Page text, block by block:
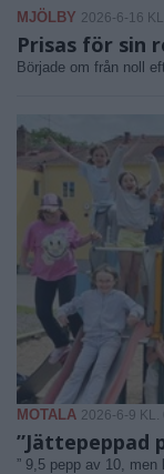
MJÖLBY 2026-6-16
Prisas för sin
Började om från noll
MOTALA 2026-6-9 KL.
”Jättepeppad
” 9,5 pepp av 10,